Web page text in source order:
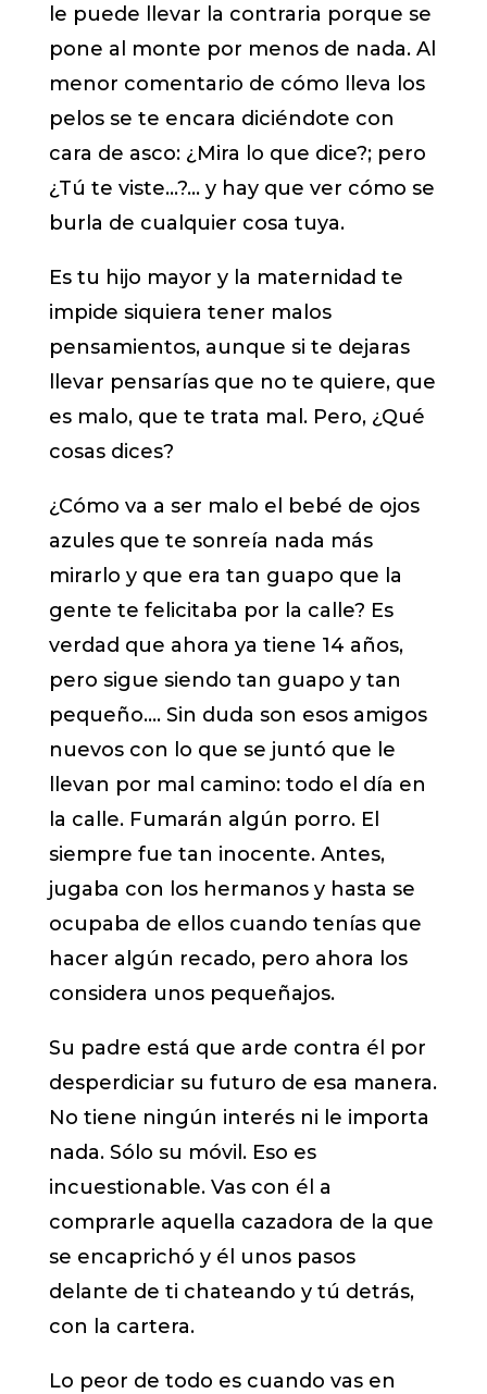
le puede llevar la contraria porque se
pone al monte por menos de nada. Al
menor comentario de cómo lleva los
pelos se te encara diciéndote con
cara de asco: ¿Mira lo que dice?; pero
¿Tú te viste…?… y hay que ver cómo se
burla de cualquier cosa tuya.
Es tu hijo mayor y la maternidad te
impide siquiera tener malos
pensamientos, aunque si te dejaras
llevar pensarías que no te quiere, que
es malo, que te trata mal. Pero, ¿Qué
cosas dices?
¿Cómo va a ser malo el bebé de ojos
azules que te sonreía nada más
mirarlo y que era tan guapo que la
gente te felicitaba por la calle? Es
verdad que ahora ya tiene 14 años,
pero sigue siendo tan guapo y tan
pequeño…. Sin duda son esos amigos
nuevos con lo que se juntó que le
llevan por mal camino: todo el día en
la calle. Fumarán algún porro. El
siempre fue tan inocente. Antes,
jugaba con los hermanos y hasta se
ocupaba de ellos cuando tenías que
hacer algún recado, pero ahora los
considera unos pequeñajos.
Su padre está que arde contra él por
desperdiciar su futuro de esa manera.
No tiene ningún interés ni le importa
nada. Sólo su móvil. Eso es
incuestionable. Vas con él a
comprarle aquella cazadora de la que
se encaprichó y él unos pasos
delante de ti chateando y tú detrás,
con la cartera.
Lo peor de todo es cuando vas en